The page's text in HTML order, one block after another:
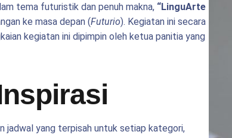
tema futuristik dan penuh makna, “LinguArte
ke masa depan (Futurio). Kegiatan ini secara
kegiatan ini dipimpin oleh ketua panitia yang
jadwal yang terpisah untuk setiap kategori,